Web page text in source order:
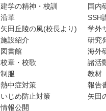
建学の精神・校訓
沿革
矢田丘陵の風(校長より)
施設紹介
図書館
校章・校歌
制服
熱中症対策
いじめ防止対策
情報公開
国内
SSH
学外
研究
海外
諸活
教材
報告
矢田